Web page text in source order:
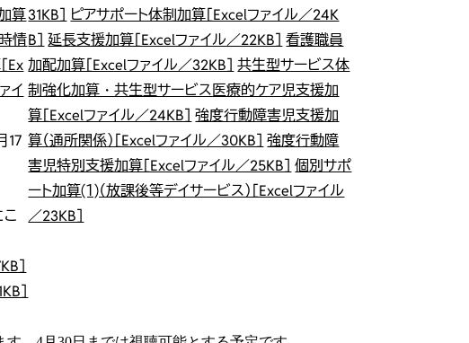
算
情
Ex
イ
17
］
］
31KB］ ピアサポート体制加算［Excelファイル／24K
B］ 延長支援加算［Excelファイル／22KB］ 看護職員
加配加算［Excelファイル／32KB］ 共生型サービス体
制強化加算・共生型サービス医療的ケア児支援加
算［Excelファイル／24KB］ 強度行動障害児支援加
算（通所関係）［Excelファイル／30KB］ 強度行動障
害児特別支援加算［Excelファイル／25KB］ 個別サポ
ート加算(１)（放課後等デイサービス）［Excelファイル
／23KB］